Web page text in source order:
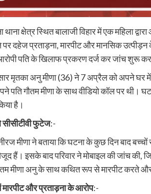
क्षेत्र स्थित बालाजी विहार में एक महिला
पर दहेज प्रताड़ना, मारपीट और मानसिक
पति के खिलाफ प्रकरण दर्ज कर जांच शुरू कर
मृतका अनु मीणा (36) ने 7 अप्रैल को अपने घर
पति गौतम मीणा के साथ वीडियो कॉल पर थी।
है।
सीसीटीवी फुटेज:-
मीणा ने बताया कि घटना के कुछ दिन बाद
हैं। इसके बाद परिवार ने मोबाइल की जांच
मीणा अनु के साथ कथित रूप से मारपीट करते
और प्रताड़ना के आरोप:-